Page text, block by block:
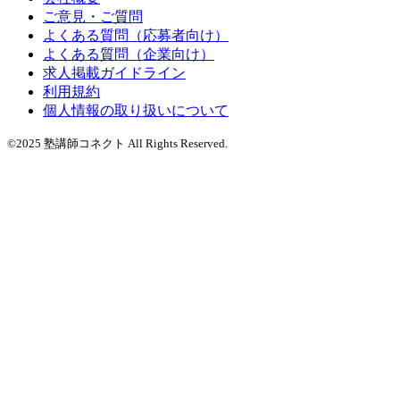
ご意見・ご質問
よくある質問（応募者向け）
よくある質問（企業向け）
求人掲載ガイドライン
利用規約
個人情報の取り扱いについて
©2025 塾講師コネクト All Rights Reserved.